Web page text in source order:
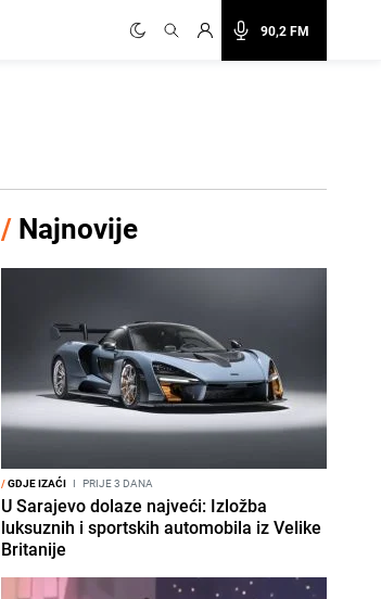
90,2 FM
/ Najnovije
/GDJE IZAĆI I PRIJE 3 DANA
U Sarajevo dolaze najveći: Izložba
luksuznih i sportskih automobila iz Velike
Britanije